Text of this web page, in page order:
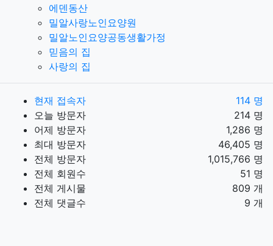
에덴동산
밀알사랑노인요양원
밀알노인요양공동생활가정
믿음의 집
사랑의 집
현재 접속자
114 명
오늘 방문자
214 명
어제 방문자
1,286 명
최대 방문자
46,405 명
전체 방문자
1,015,766 명
전체 회원수
51 명
전체 게시물
809 개
전체 댓글수
9 개